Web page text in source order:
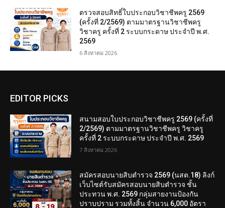
ตรวจสอบสิทธิ์ใบประกอบวิชาชีพครู 2569
(ครั้งที่ 2/2569) ตามมาตรฐานวิชาชีพครู
วิชาครู ครั้งที่ 2 ระบบกระดาษ ประจำปี พ.ศ.
2569
6 สิงหาคม 2026
EDITOR PICKS
สนามสอบใบประกอบวิชาชีพครู 2569 (ครั้งที่
2/2569) ตามมาตรฐานวิชาชีพครู วิชาครู
ครั้งที่ 2 ระบบกระดาษ ประจำปี พ.ศ. 2569
7 สิงหาคม 2026
สมัครสอบนายสิบตำรวจ 2569 (นสต.18) ลิงก์
เว็บไซต์รับสมัครสอบนายสิบตำรวจ ชั้น
ประทวน พ.ศ. 2569 กลุ่มสายงานป้องกัน
ปราบปราม รวมทั้งสิ้น จำนวน 6,000 อัตรา